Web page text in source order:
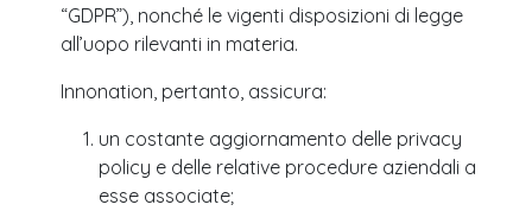
“GDPR”), nonché le vigenti disposizioni di legge
all’uopo rilevanti in materia.
Innonation, pertanto, assicura:
un costante aggiornamento delle privacy
policy e delle relative procedure aziendali a
esse associate;